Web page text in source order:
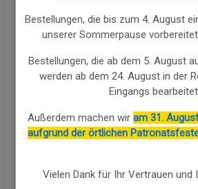
Sammlung: GARTEN PICKNICK
ARTIKEL ANZEIGEN SAMMLUNG
Dieser klassische Picknickkorb in
aus Weidengeflecht und Holzspänen mit
40x28x20/25/38 cm gefertigt. Sein
einen oberen mittigen Griff aus
bequemen und ausgewogenen
fixiert.
Bestellungen, die bis zum 4. August
unserer Sommerpause
Bestellungen, die ab dem 5. August
werden ab dem 24. August in der
Eingangs
Außerdem machen wiram 31.
aufgrund der örtlichen
Vielen Dank für Ihr Vertrauen und